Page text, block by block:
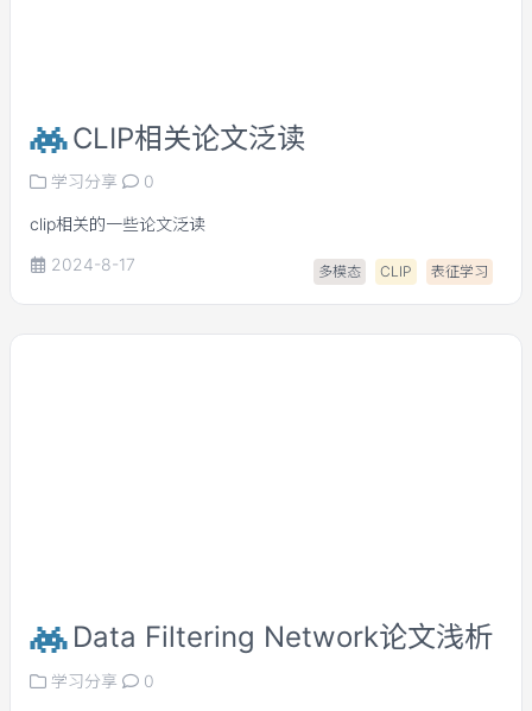
CLIP相关论文泛读
学习分享 0
clip相关的一些论文泛读
2024-8-17
多模态 CLIP 表征学习
Data Filtering Network论文浅析
学习分享 0